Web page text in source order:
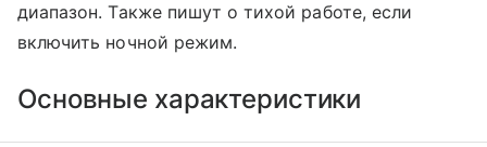
диапазон. Также пишут о тихой работе, если
включить ночной режим.
Основные характеристики